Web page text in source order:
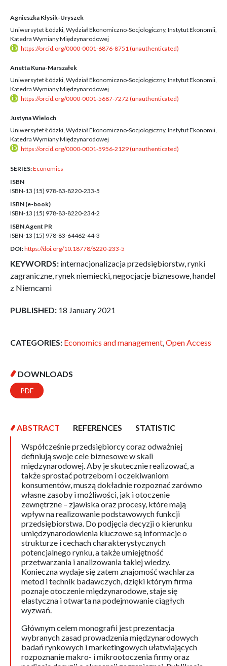
Agnieszka Kłysik-Uryszek
Uniwersytet Łódzki, Wydział Ekonomiczno-Socjologiczny, Instytut Ekonomii,
Katedra Wymiany Międzynarodowej
https://orcid.org/0000-0001-6876-8751 (unauthenticated)
Anetta Kuna-Marszałek
Uniwersytet Łódzki, Wydział Ekonomiczno-Socjologiczny, Instytut Ekonomii,
Katedra Wymiany Międzynarodowej
https://orcid.org/0000-0001-5687-7272 (unauthenticated)
Justyna Wieloch
Uniwersytet Łódzki, Wydział Ekonomiczno-Socjologiczny, Instytut Ekonomii,
Katedra Wymiany Międzynarodowej
https://orcid.org/0000-0001-5956-2129 (unauthenticated)
SERIES:Economics
ISBN
ISBN-13 (15) 978-83-8220-233-5
ISBN (e-book)
ISBN-13 (15) 978-83-8220-234-2
ISBN Agent PR
ISBN-13 (15) 978-83-64462-44-3
DOI:https://doi.org/10.18778/8220-233-5
KEYWORDS: internacjonalizacja przedsiębiorstw, rynki
zagraniczne, rynek niemiecki, negocjacje biznesowe, handel
z Niemcami
PUBLISHED: 18 January 2021
CATEGORIES: Economics and management,Open Access
DOWNLOADS
PDF
ABSTRACT REFERENCES
STATISTIC
Współcześnie przedsiębiorcy coraz odważniej
definiują swoje cele biznesowe w skali
międzynarodowej. Aby je skutecznie realizować, a
także sprostać potrzebom i oczekiwaniom
konsumentów, muszą dokładnie rozpoznać zarówno
własne zasoby i możliwości, jak i otoczenie
zewnętrzne – zjawiska oraz procesy, które mają
wpływ na realizowanie podstawowych funkcji
przedsiębiorstwa. Do podjęcia decyzji o kierunku
umiędzynarodowienia kluczowe są informacje o
strukturze i cechach charakterystycznych
potencjalnego rynku, a także umiejętność
przetwarzania i analizowania takiej wiedzy.
Konieczna wydaje się zatem znajomość wachlarza
metod i technik badawczych, dzięki którym firma
poznaje otoczenie międzynarodowe, staje się
elastyczna i otwarta na podejmowanie ciągłych
wyzwań.
Głównym celem monografii jest prezentacja
wybranych zasad prowadzenia międzynarodowych
badań rynkowych i marketingowych ułatwiających
rozpoznanie makro- i mikrootoczenia firmy oraz